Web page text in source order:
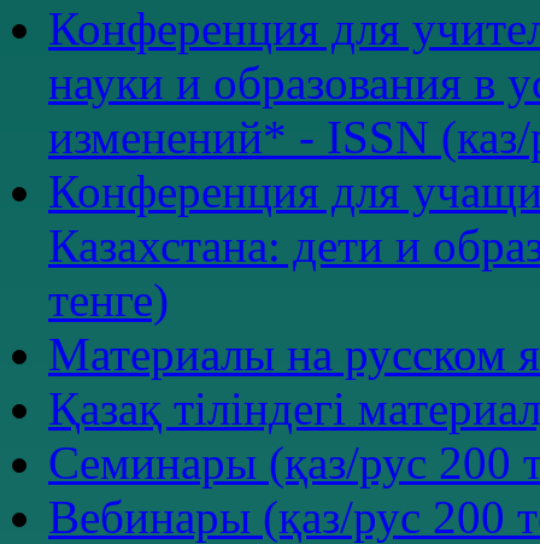
Конференция для
науки и образования в
изменений* - ISSN (каз/
Конференция для
Казахстана: дети и
тенге)
Материалы на русском
Қазақ тіліндегі
Семинары (қаз/рус 200
Вебинары (қаз/рус 200